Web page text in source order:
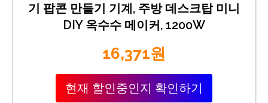
기 팝콘 만들기 기계, 주방 데스크탑 미니
DIY 옥수수 메이커, 1200W
16,371원
현재 할인중인지 확인하기